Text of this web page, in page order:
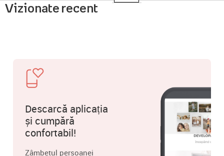
Vizionate recent
Descarcă aplicația
și cumpără
confortabil!
Zâmbetul persoanei